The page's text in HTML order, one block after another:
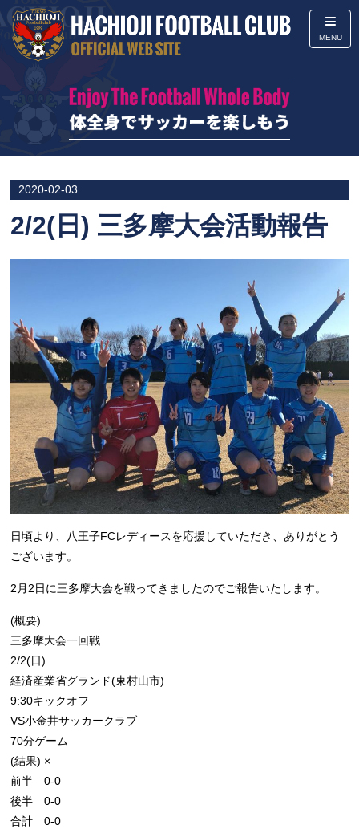
MENU
2020-02-03
2/2(日) 三多摩大会活動報告
日頃より、八王子FCレディースを応援していただき、ありがとう
ございます。
2月2日に三多摩大会を戦ってきましたのでご報告いたします。
(概要)
三多摩大会一回戦
2/2(日)
経済産業省グランド(東村山市)
9:30キックオフ
VS小金井サッカークラブ
70分ゲーム
(結果) ×
前半 0-0
後半 0-0
合計 0-0